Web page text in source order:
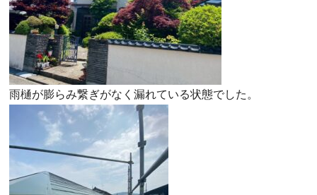
雨樋が膨らみ繋ぎがなく漏れている状態でした。